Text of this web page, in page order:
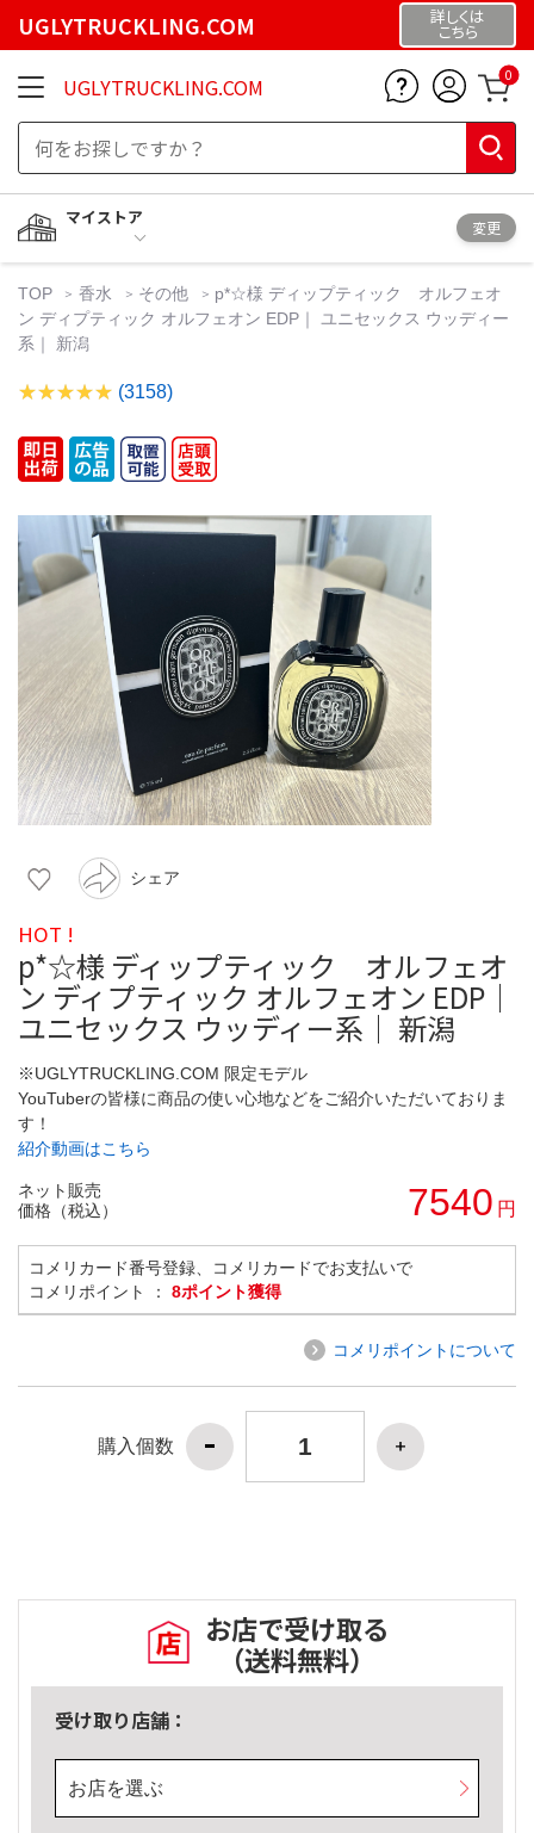
UGLYTRUCKLING.COM 詳しくは
こちら
UGLYTRUCKLING.COM 0
マイストア
変更
TOP 香水 その他
p*☆様 ディップティック オルフェオ
ン ディプティック オルフェオン EDP｜ ユニセックス ウッディー
系｜ 新潟
(3158)
シェア
HOT !
p*☆様 ディップティック オルフェオ
ン ディプティック オルフェオン EDP｜
ユニセックス ウッディー系｜ 新潟
※UGLYTRUCKLING.COM 限定モデル
YouTuberの皆様に商品の使い心地などをご紹介いただいておりま
す！
紹介動画はこちら
ネット販売
価格（税込）
7540 円
コメリカード番号登録、コメリカードでお支払いで
コメリポイント ： 8ポイント獲得
コメリポイントについて
購入個数
お店で受け取る
（送料無料）
受け取り店舗：
お店を選ぶ